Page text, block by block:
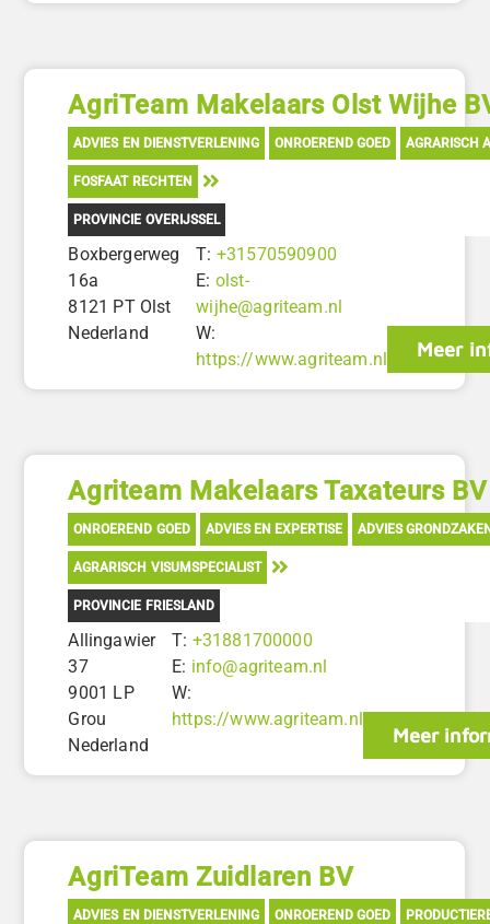
AgriTeam Makelaars Olst Wijhe
ADVIES EN DIENSTVERLENING ONROEREND GOED AGRARISCH
FOSFAAT RECHTEN
PROVINCIE OVERIJSSEL
Boxbergerweg
16a
8121 PT Olst
Nederland
T: +31570590900
E: olst-
wijhe@agriteam.nl
W:
https://www.agriteam.nl
Meer
Agriteam Makelaars Taxateurs BV
ONROEREND GOED ADVIES EN EXPERTISE ADVIES
AGRARISCH VISUMSPECIALIST
PROVINCIE FRIESLAND
Allingawier
37
9001 LP
Grou
Nederland
T: +31881700000
E: info@agriteam.nl
W:
https://www.agriteam.nl
Meer
AgriTeam Zuidlaren BV
ADVIES EN DIENSTVERLENING ONROEREND GOED